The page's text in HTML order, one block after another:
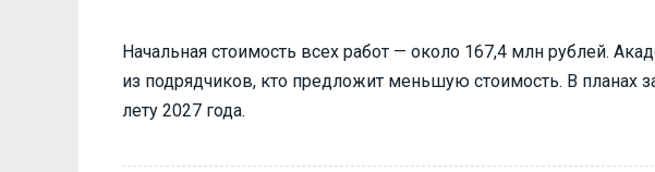
Начальная стоимость всех работ — около 167,4 млн рублей.
из подрядчиков, кто предложит меньшую стоимость. В планах
лету 2027 года.